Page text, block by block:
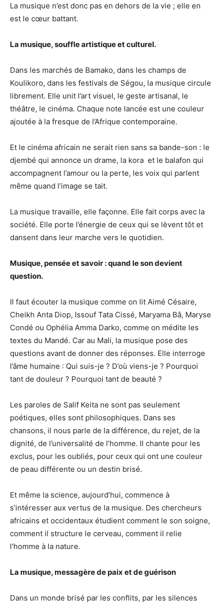
La musique n’est donc pas en dehors de la vie ; elle en
est le cœur battant.
La musique, souffle artistique et culturel.
Dans les marchés de Bamako, dans les champs de
Koulikoro, dans les festivals de Ségou, la musique circule
librement. Elle unit l’art visuel, le geste artisanal, le
théâtre, le cinéma. Chaque note lancée est une couleur
ajoutée à la fresque de l’Afrique contemporaine.
Et le cinéma africain ne serait rien sans sa bande-son : le
djembé qui annonce un drame, la kora et le balafon qui
accompagnent l’amour ou la perte, les voix qui parlent
même quand l’image se tait.
La musique travaille, elle façonne. Elle fait corps avec la
société. Elle porte l’énergie de ceux qui se lèvent tôt et
dansent dans leur marche vers le quotidien.
Musique, pensée et savoir : quand le son devient
question.
Il faut écouter la musique comme on lit Aimé Césaire,
Cheikh Anta Diop, Issouf Tata Cissé, Maryama Bâ, Maryse
Condé ou Ophélia Amma Darko, comme on médite les
textes du Mandé. Car au Mali, la musique pose des
questions avant de donner des réponses. Elle interroge
l’âme humaine : Qui suis-je ? D’où viens-je ? Pourquoi
tant de douleur ? Pourquoi tant de beauté ?
Les paroles de Salif Keita ne sont pas seulement
poétiques, elles sont philosophiques. Dans ses
chansons, il nous parle de la différence, du rejet, de la
dignité, de l’universalité de l’homme. Il chante pour les
exclus, pour les oubliés, pour ceux qui ont une couleur
de peau différente ou un destin brisé.
Et même la science, aujourd’hui, commence à
s’intéresser aux vertus de la musique. Des chercheurs
africains et occidentaux étudient comment le son soigne,
comment il structure le cerveau, comment il relie
l’homme à la nature.
La musique, messagère de paix et de guérison
Dans un monde brisé par les conflits, par les silences